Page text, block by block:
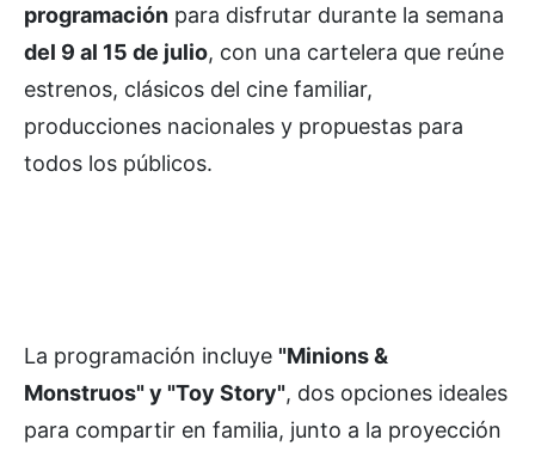
programación para disfrutar durante la semana
del 9 al 15 de julio, con una cartelera que reúne
estrenos, clásicos del cine familiar,
producciones nacionales y propuestas para
todos los públicos.
La programación incluye "Minions &
Monstruos" y "Toy Story", dos opciones ideales
para compartir en familia, junto a la proyección